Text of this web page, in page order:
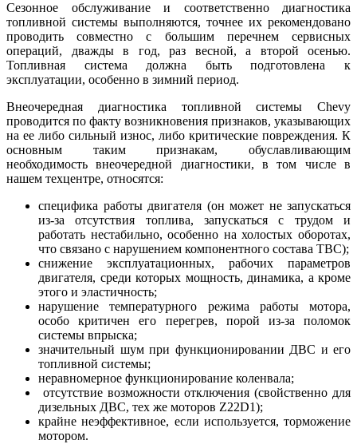
Сезонное обслуживание и соответственно диагностика
топливной системы выполняются, точнее их рекомендовано
проводить совместно с большим перечнем сервисных
операций, дважды в год, раз весной, а второй осенью.
Топливная система должна быть подготовлена к
эксплуатации, особенно в зимний период.
Внеочередная диагностика топливной системы Chevy
проводится по факту возникновения признаков, указывающих
на ее либо сильный износ, либо критические повреждения. К
основным таким признакам, обуславливающим
необходимость внеочередной диагностики, в том числе в
нашем техцентре, относятся:
специфика работы двигателя (он может не запускаться
из-за отсутствия топлива, запускаться с трудом и
работать нестабильно, особенно на холостых оборотах,
что связано с нарушением компонентного состава ТВС);
снижение эксплуатационных, рабочих параметров
двигателя, среди которых мощность, динамика, а кроме
этого и эластичность;
нарушение температурного режима работы мотора,
особо критичен его перегрев, порой из-за поломок
системы впрыска;
значительный шум при функционировании ДВС и его
топливной системы;
неравномерное функционирование коленвала;
отсутствие возможности отключения (свойственно для
дизельных ДВС, тех же моторов Z22D1);
крайне неэффективное, если используется, торможение
мотором.